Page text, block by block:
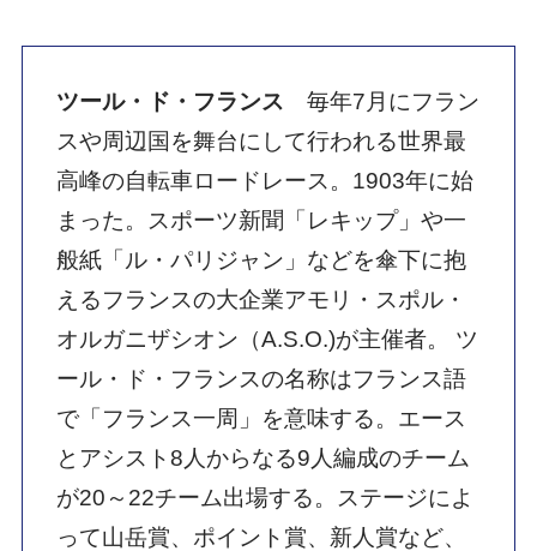
ツール・ド・フランス 毎年7月にフラン
スや周辺国を舞台にして行われる世界最
高峰の自転車ロードレース。1903年に始
まった。スポーツ新聞「レキップ」や一
般紙「ル・パリジャン」などを傘下に抱
えるフランスの大企業アモリ・スポル・
オルガニザシオン（A.S.O.)が主催者。 ツ
ール・ド・フランスの名称はフランス語
で「フランス一周」を意味する。エース
とアシスト8人からなる9人編成のチーム
が20～22チーム出場する。ステージによ
って山岳賞、ポイント賞、新人賞など、